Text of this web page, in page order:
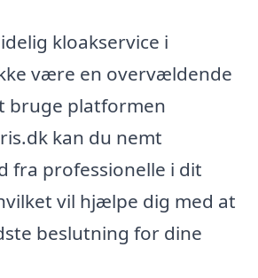
kloakservice i
være en overvældende
bruge platformen
kan du nemt
fra professionelle i dit
vil hjælpe dig med at
beslutning for dine